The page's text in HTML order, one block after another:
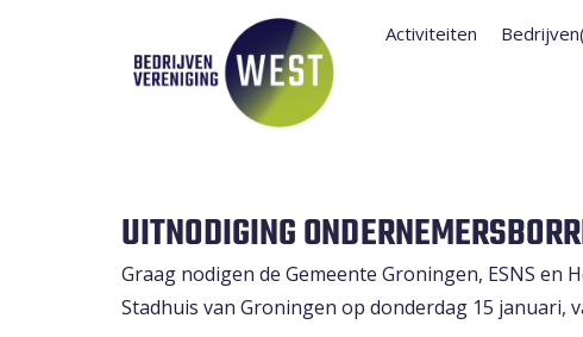
Activiteiten
UITNODIGING
Graag nodigen de Gemeente Groningen, ESNS
Stadhuis van Groningen op donderdag 15 januari,